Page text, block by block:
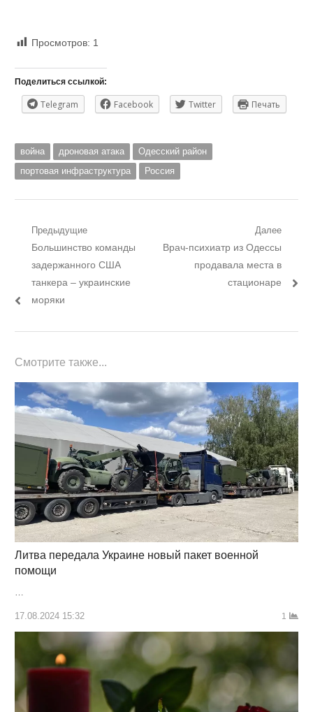
Просмотров: 1
Поделиться ссылкой:
Telegram Facebook Twitter Печать
война дроновая атака
Одесский район
портовая инфраструктура
Россия
Навигация
записям
Предыдущие
Предыдущий
пост:
Большинство команды
задержанного США
танкера – украинские
моряки
Далее
Следующий
Врач-психиатр из Одессы
продавала места в
стационаре
Смотрите также...
Литва передала Украине новый пакет военной
помощи
17.08.2024 15:32 1